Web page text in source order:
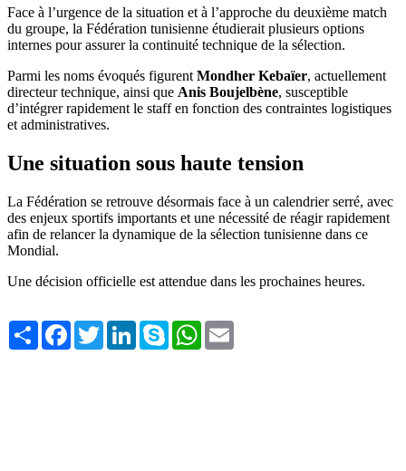
Face à l’urgence de la situation et à l’approche du deuxième match
du groupe, la Fédération tunisienne étudierait plusieurs options
internes pour assurer la continuité technique de la sélection.
Parmi les noms évoqués figurent Mondher Kebaïer, actuellement
directeur technique, ainsi que Anis Boujelbène, susceptible
d’intégrer rapidement le staff en fonction des contraintes logistiques
et administratives.
Une situation sous haute tension
La Fédération se retrouve désormais face à un calendrier serré, avec
des enjeux sportifs importants et une nécessité de réagir rapidement
afin de relancer la dynamique de la sélection tunisienne dans ce
Mondial.
Une décision officielle est attendue dans les prochaines heures.
Share FacebookTwitterLinkedInSkype WhatsApp